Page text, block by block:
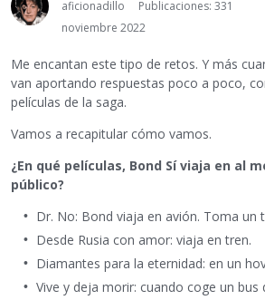
aficionadillo
Publicaciones: 331
noviembre 2022
Me encantan este tipo de retos. Y más
van aportando respuestas poco a poco,
películas de la saga.
Vamos a recapitular cómo vamos.
¿En qué películas, Bond Sí viaja en al
público?
Dr. No: Bond viaja en avión. Toma un
Desde Rusia con amor: viaja en tren.
Diamantes para la eternidad: en un
Vive y deja morir: cuando coge un bus